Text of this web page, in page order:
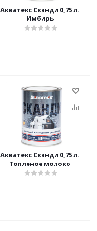
Акватекс Сканди 0,75 л.
Имбирь
Акватекс Сканди 0,75 л.
Топленое молоко